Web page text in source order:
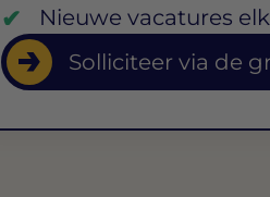
Nieuwe vacatures
Solliciteer via de